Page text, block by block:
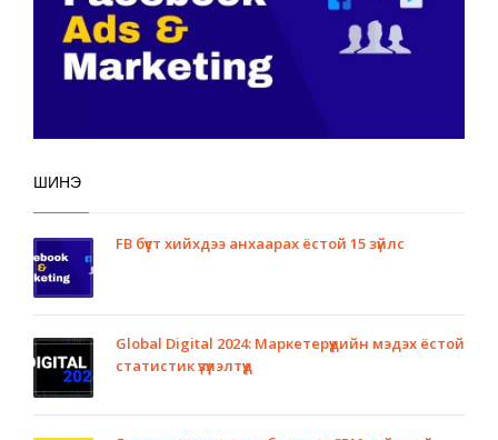
ШИНЭ
FB бүүст хийхдээ анхаарах ёстой 15 зүйлс
Global Digital 2024: Маркетерүүдийн мэдэх ёстой
статистик үзүүлэлтүүд